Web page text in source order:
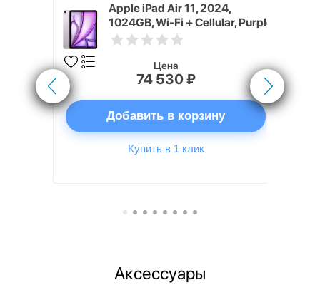
Apple iPad Air 11, 2024,
1024GB, Wi-Fi + Cellular, Purple
Цена
74 530 ₽
Добавить в корзину
Купить в 1 клик
Аксессуары